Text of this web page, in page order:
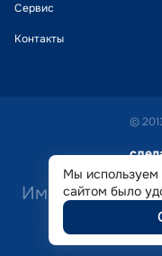
Сервис
Контакты
©
Имеются
Мы используем
сайтом было